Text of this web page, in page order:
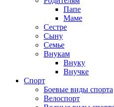
Папе
Маме
Сестре
Сыну
Семье
Внукам
Внуку
Внучке
Спорт
Боевые виды спорта
Велоспорт